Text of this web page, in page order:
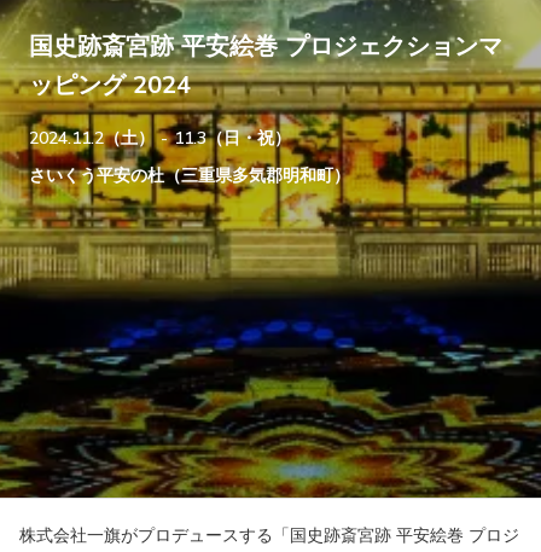
国史跡斎宮跡 平安絵巻 プロジェクションマ
ッピング 2024
2024.11.2（土） - 11.3（日・祝）
さいくう平安の杜（三重県多気郡明和町）
株式会社一旗がプロデュースする「国史跡斎宮跡 平安絵巻 プロジ